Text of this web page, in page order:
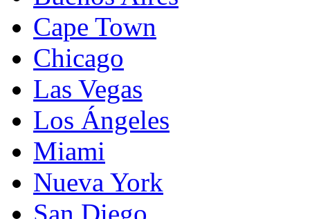
Cape Town
Chicago
Las Vegas
Los Ángeles
Miami
Nueva York